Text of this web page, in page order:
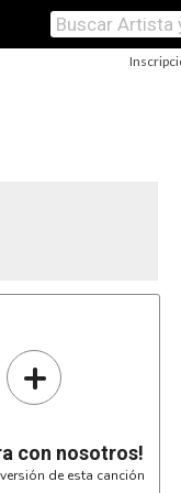
+
con nosotros!
de esta canción